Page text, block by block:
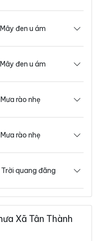
Mây đen u ám
Mây đen u ám
Mưa rào nhẹ
Mưa rào nhẹ
Trời quang đãng
Xã Tân Thành